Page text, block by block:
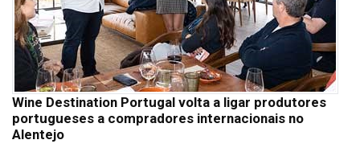
Wine Destination Portugal volta a ligar produtores
portugueses a compradores internacionais no
Alentejo